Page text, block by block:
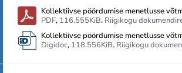
Kollektiivse pöördumise menetlusse
PDF, 116.555KiB. Riigikogu
Kollektiivse pöördumise menetlusse
Digidoc, 118.556KiB. Riigikogu